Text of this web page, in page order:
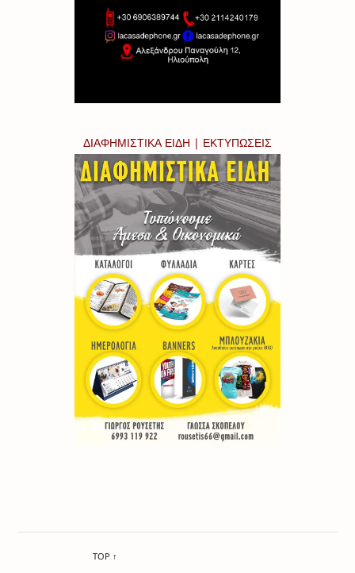
ΔΙΑΦΗΜΙΣΤΙΚΑ ΕΙΔΗ | ΕΚΤΥΠΩΣΕΙΣ
TOP ↑